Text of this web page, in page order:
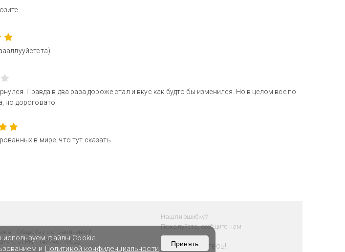
Правда в два раза дороже стал и вкус как будто бы изменился. Но в целом все по
но дороговато.
в мире. что тут сказать.
Нашли ошибку?
Пожалуйста, сообщите нам
Присоединяйтесь!
Обществу с ограниченной
М», ОГРН 1147746779025
файлы Cookie.
и Политикой конфиденциальности.
Принять